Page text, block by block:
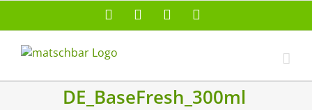
Facebook Instagram
DE_BaseFresh_300ml